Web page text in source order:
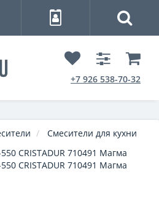
+7 926 538-70-32
Смесители для кухни